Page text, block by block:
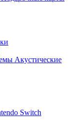
Акустические
Switch